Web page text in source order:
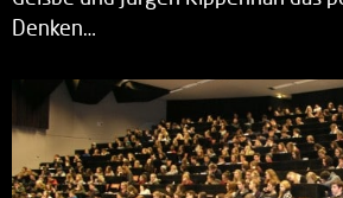
Denken…